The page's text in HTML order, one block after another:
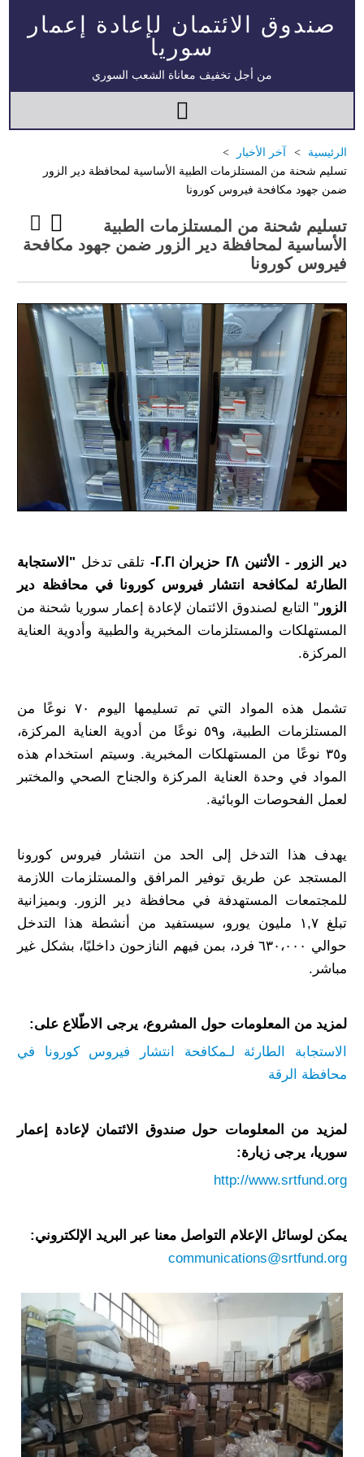
صندوق الائتمان لإعادة إعمار
سوريا
من أجل تخفيف معاناة الشعب السوري
الرئيسية
آخر الأخبار
تسليم شحنة من المستلزمات الطبية الأساسية لمحافظة دير الزور
ضمن جهود مكافحة فيروس كورونا
تسليم شحنة من المستلزمات الطبية
الأساسية لمحافظة دير الزور ضمن جهود مكافحة
فيروس كورونا
دير الزور - الأثنين 28 حزيران 2021- تلقى تدخل "الاستجابة
الطارئة لمكافحة انتشار فيروس كورونا في محافظة دير
الزور" التابع لصندوق الائتمان لإعادة إعمار سوريا شحنة من
المستهلكات والمستلزمات المخبرية والطبية وأدوية العناية
المركزة.
تشمل هذه المواد التي تم تسليمها اليوم ٧٠ نوعًا من
المستلزمات الطبية، و٥٩ نوعًا من أدوية العناية المركزة،
و٣٥ نوعًا من المستهلكات المخبرية. وسيتم استخدام هذه
المواد في وحدة العناية المركزة والجناح الصحي والمختبر
لعمل الفحوصات الوبائية.
يهدف هذا التدخل إلى الحد من انتشار فيروس كورونا
المستجد عن طريق توفير المرافق والمستلزمات اللازمة
للمجتمعات المستهدفة في محافظة دير الزور. وبميزانية
تبلغ ١,٧ مليون يورو، سيستفيد من أنشطة هذا التدخل
حوالي ٦٣٠،٠٠٠ فرد، بمن فيهم النازحون داخليًا، بشكل غير
مباشر.
لمزيد من المعلومات حول المشروع، يرجى الاطّلاع على:
الاستجابة الطارئة لـمكافحة انتشار فيروس كورونا في
محافظة الرقة
لمزيد من المعلومات حول صندوق الائتمان لإعادة إعمار
سوريا، يرجى زيارة:
http://www.srtfund.org
يمكن لوسائل الإعلام التواصل معنا عبر البريد الإلكتروني:
communications@srtfund.org